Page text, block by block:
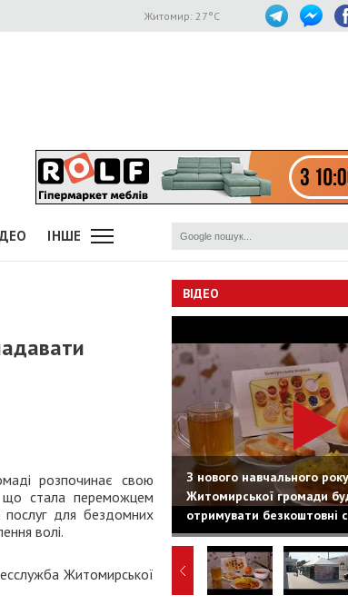
Житомир: 27°C
ІНШЕ
розпочинає свою
що стала переможцем
послуг для бездомних
волі.
Житомирської
ВІДЕО
З нового навчального
Житомирської громади
отримувати безкоштовні